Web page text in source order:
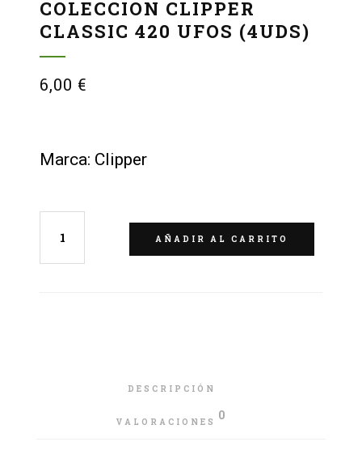
COLECCION CLIPPER
CLASSIC 420 UFOS (4UDS)
6,00 €
Marca: Clipper
AÑADIR AL CARRITO
DESCRIPCIÓN
VALORACIONES 0